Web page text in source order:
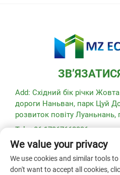
Add: Східний бік річки Жовта
дороги Наньван, парк Цуй
розвиток повіту Луаньнань,
Tel: +86-17367662336
Ел. пошта: [email protected]
We value your privacy
We use cookies and similar tools
don't want to accept all cookies,